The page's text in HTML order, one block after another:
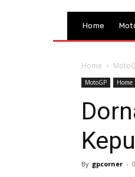
Home
Home
MotoGP Home
By gpcorner -